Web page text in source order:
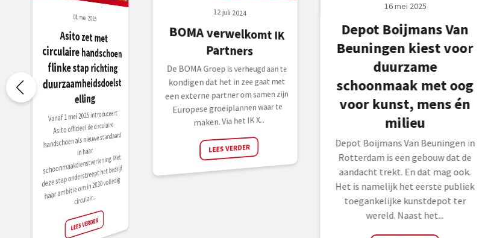
01 mei 2025
Asito zet met
circulaire handschoen
flinke stap richting
duurzaamheidsdoelst
elling
Vanaf 1 mei 2025 introduceert
Asito officieel de circulaire
handschoen als nieuwe standaard
in haar
schoonmaakdienstverlening. Met
deze stap onderstreept het bedrijf
haar ambitie om in 2030 volledig
circulair...
LEES VERDER
12 juli 2024
BOMA verwelkomt IK
Partners
De BOMA Groep is verheugd aan te
kondigen dat het in zee gaat met
een externe partner om samen zijn
Europese groeiplannen waar te
maken. Via het IK X...
LEES VERDER
16 mei 2025
Depot Boijmans Van
Beuningen kiest voor
duurzame
schoonmaak met oog
voor kunst, mens én
milieu
Depot Boijmans Van Beuningen in
Rotterdam is een gebouw dat de
aandacht trekt. En dat mag ook.
Het is namelijk het eerste publiek
toegankelijke kunstdepot ter
wereld. Naast het...